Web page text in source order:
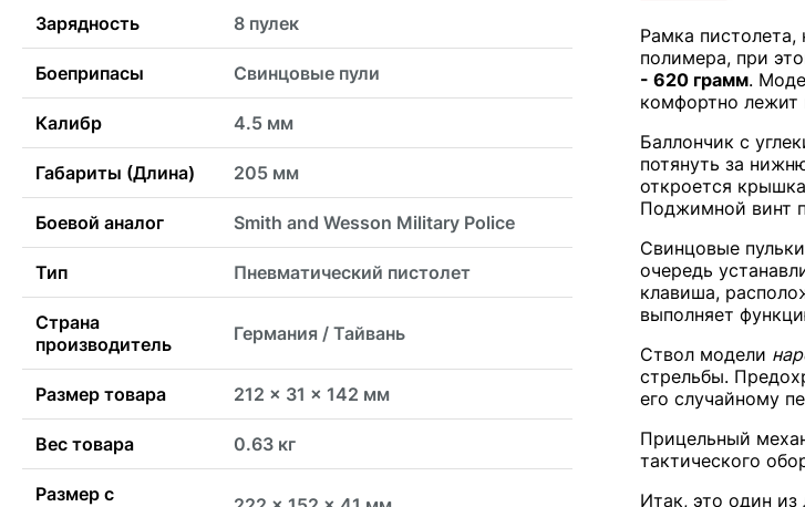
Зарядность 8 пулек
Боеприпасы Свинцовые пули
Калибр 4.5 мм
Габариты (Длина) 205 мм
Боевой аналог Smith and Wesson Military Police
Тип Пневматический пистолет
Страна
производитель
Германия / Тайвань
Размер товара 212 x 31 x 142 мм
Вес товара 0.63 кг
Размер с
Рамка пистолета,
полимера, при
- 620 грамм.
комфортно лежит
Баллончик с
потянуть за
откроется
Поджимной винт
Свинцовые
очередь
клавиша,
выполняет
Ствол модели
стрельбы.
его случайному
Прицельный
тактического
Итак, это один